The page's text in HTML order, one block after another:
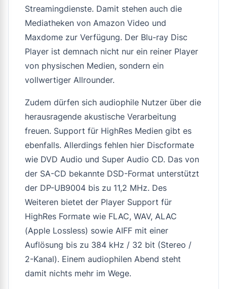
Streamingdienste. Damit stehen auch die
Mediatheken von Amazon Video und
Maxdome zur Verfügung. Der Blu-ray Disc
Player ist demnach nicht nur ein reiner Player
von physischen Medien, sondern ein
vollwertiger Allrounder.
Zudem dürfen sich audiophile Nutzer über die
herausragende akustische Verarbeitung
freuen. Support für HighRes Medien gibt es
ebenfalls. Allerdings fehlen hier Discformate
wie DVD Audio und Super Audio CD. Das von
der SA-CD bekannte DSD-Format unterstützt
der DP-UB9004 bis zu 11,2 MHz. Des
Weiteren bietet der Player Support für
HighRes Formate wie FLAC, WAV, ALAC
(Apple Lossless) sowie AIFF mit einer
Auflösung bis zu 384 kHz / 32 bit (Stereo /
2-Kanal). Einem audiophilen Abend steht
damit nichts mehr im Wege.